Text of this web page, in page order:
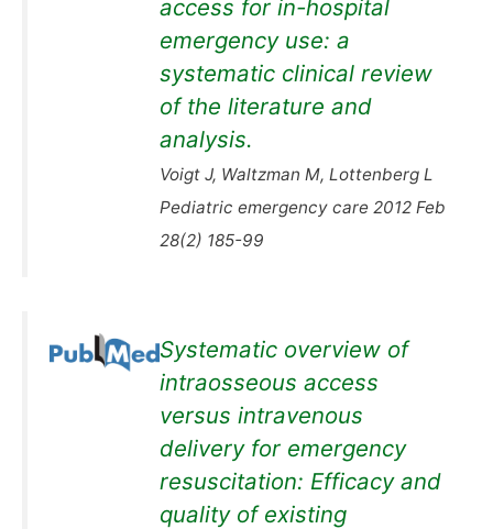
access for in-hospital
emergency use: a
systematic clinical review
of the literature and
analysis.
Voigt J, Waltzman M, Lottenberg L
Pediatric emergency care 2012 Feb
28(2) 185-99
Systematic overview of
intraosseous access
versus intravenous
delivery for emergency
resuscitation: Efficacy and
quality of existing